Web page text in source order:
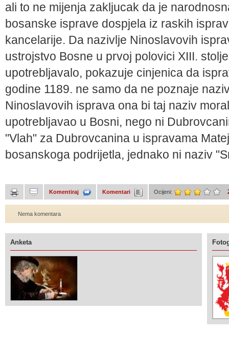
ali to ne mijenja zakljucak da je
bosanske isprave dospjela iz raskih
kancelarije. Da nazivlje Ninoslavovih
ustrojstvo Bosne u prvoj polovici XIII.
upotrebljavalo, pokazuje cinjenica da
godine 1189. ne samo da ne poznaje
Ninoslavovih isprava ona bi taj naziv
upotrebljavao u Bosni, nego ni
"Vlah" za Dubrovcanina u ispravama
bosanskoga podrijetla, jednako ni naziv
Komentiraj Komentari Ocijeni:
Nema komentara
Anketa